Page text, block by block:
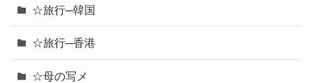
☆旅行─韓国
☆旅行─香港
☆母の写メ